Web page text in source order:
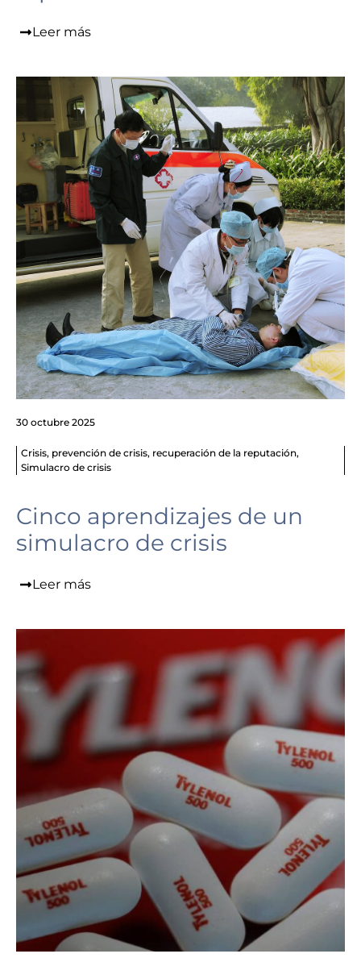
Leer más
30 octubre 2025
Crisis, prevención de crisis, recuperación de la reputación,
Simulacro de crisis
Cinco aprendizajes de un
simulacro de crisis
Leer más